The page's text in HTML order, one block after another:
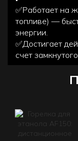
✅Работает на
топливе) —
энергии.
✅Достигает
счет